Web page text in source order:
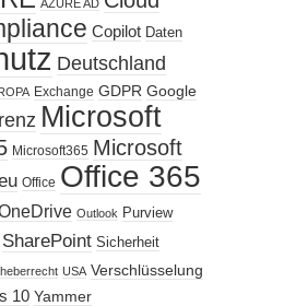
AZURE AD
Copilot Daten
Deutschland
Exchange GDPR Google
Microsoft
Microsoft365 Microsoft
Office Office 365
Outlook Purview
SharePoint Sicherheit
USA Verschlüsselung
10 Yammer